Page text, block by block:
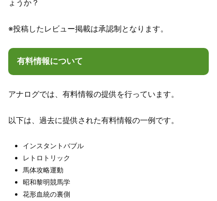
ょうか？
※投稿したレビュー掲載は承認制となります。
有料情報について
アナログでは、有料情報の提供を行っています。
以下は、過去に提供された有料情報の一例です。
インスタントバブル
レトロトリック
馬体攻略運動
昭和黎明競馬学
花形血統の裏側